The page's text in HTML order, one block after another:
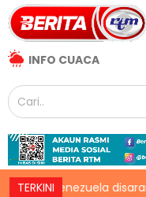
INFO CUACA
TERKINI disaran